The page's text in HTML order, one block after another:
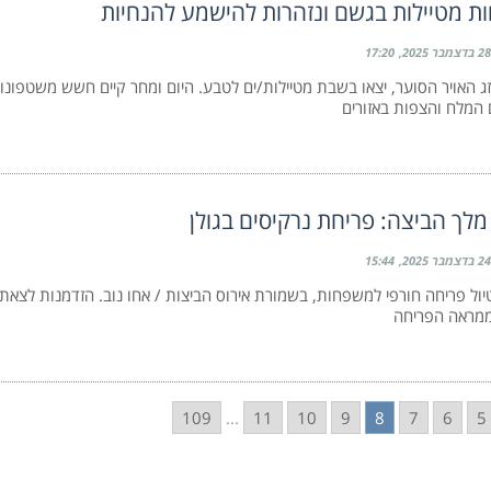
מטיילות בגשם ונזהרות להישמע להנחיות
28 בדצמבר 2025 17:20
האויר הסוער, יצאו בשבת מטיילות/ים לטבע. היום ומחר קיים חשש
המלח והצפות באזורים
הביצה: פריחת נרקיסים בגולן
24 בדצמבר 2025 15:44
פריחה חורפי למשפחות, בשמורת אירוס הביצות / אחו נוב. הזדמנות לצאת
ממראה הפריחה
5
6
7
8
9
10
11
...
109